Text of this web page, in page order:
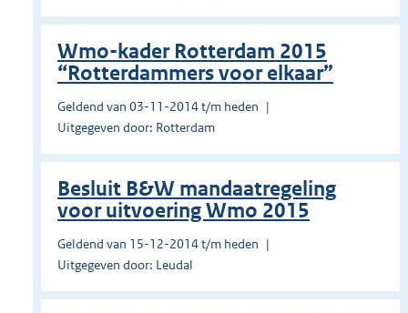
Wmo-kader Rotterdam 2015
“Rotterdammers voor elkaar”
Geldend van 03-11-2014 t/m heden
Uitgegeven door: Rotterdam
Besluit B&W mandaatregeling
voor uitvoering Wmo 2015
Geldend van 15-12-2014 t/m heden
Uitgegeven door: Leudal